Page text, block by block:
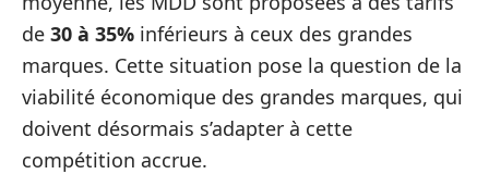
de 30 à 35% inférieurs à ceux des grandes
marques. Cette situation pose la question de la
viabilité économique des grandes marques, qui
doivent désormais s’adapter à cette
compétition accrue.